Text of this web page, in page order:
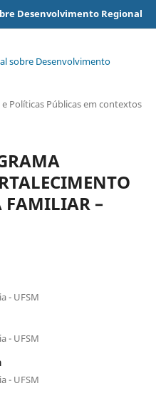
Desenvolvimento Regional
sobre Desenvolvimento
e Políticas Públicas em contextos
FAMILIAR –
- UFSM
- UFSM
- UFSM